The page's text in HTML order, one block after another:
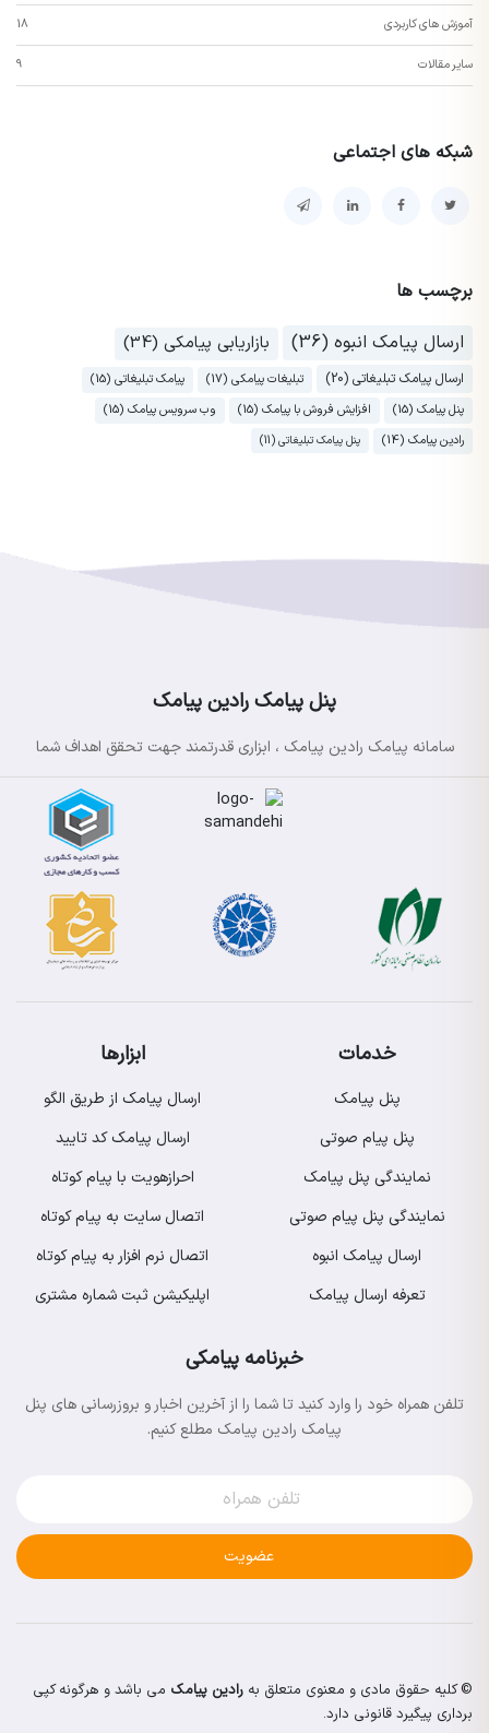
آموزش های کاربردی 18
سایر مقالات 9
شبکه های اجتماعی
برچسب ها
ارسال پیامک انبوه (36)
بازاریابی پیامکی (34)
ارسال پیامک تبلیغاتی (20) تبلیغات پیامکی (17)
پیامک تبلیغاتی (15)
پنل پیامک (15)
افزایش فروش با پیامک (15)
وب سرویس پیامک (15)
رادین پیامک (14)
پنل پیامک تبلیغاتی (11)
پنل پیامک رادین پیامک
سامانه پیامک رادین پیامک ، ابزاری قدرتمند جهت تحقق اهداف شما
خدمات
پنل پیامک
پنل پیام صوتی
نمایندگی پنل پیامک
نمایندگی پنل پیام صوتی
ارسال پیامک انبوه
تعرفه ارسال پیامک
ابزارها
ارسال پیامک از طریق الگو
ارسال پیامک کد تایید
احرازهویت با پیام کوتاه
اتصال سایت به پیام کوتاه
اتصال نرم افزار به پیام کوتاه
اپلیکیشن ثبت شماره مشتری
خبرنامه پیامکی
تلفن همراه خود را وارد کنید تا شما را از آخرین اخبار و بروزرسانی های پنل
پیامک رادین پیامک مطلع کنیم.
عضویت
© کلیه حقوق مادی و معنوی متعلق به رادین پیامک می باشد و هرگونه کپی
برداری پیگیرد قانونی دارد.